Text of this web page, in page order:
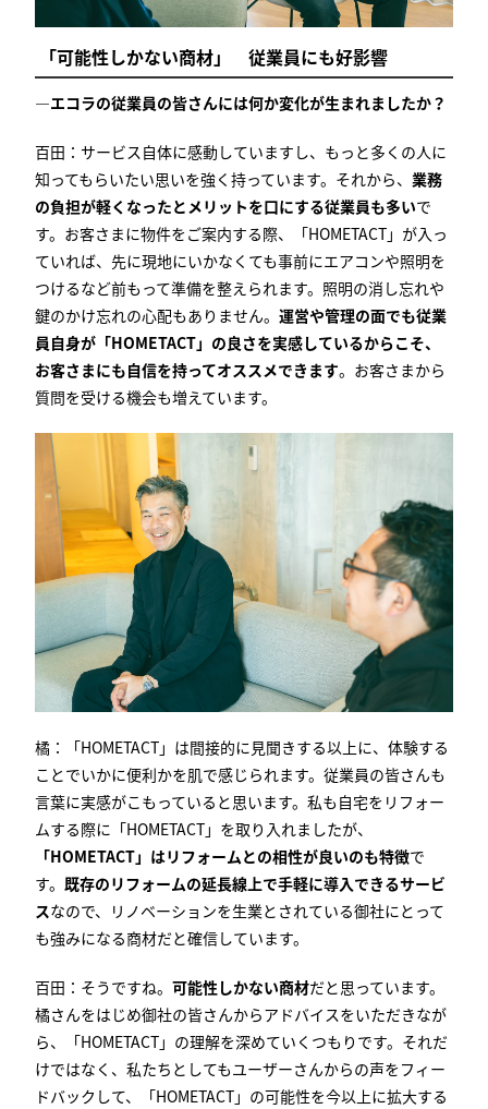
「可能性しかない商材」 従業員にも好影響
―エコラの従業員の皆さんには何か変化が生まれましたか？
百田：サービス自体に感動していますし、もっと多くの人に
知ってもらいたい思いを強く持っています。それから、 業務
の負担が軽くなったとメリットを口にする従業員も多いで
す。お客さまに物件をご案内する際、「HOMETACT」が入っ
ていれば、先に現地にいかなくても事前にエアコンや照明を
つけるなど前もって準備を整えられます。照明の消し忘れや
鍵のかけ忘れの心配もありません。 運営や管理の面でも従業
員自身が「HOMETACT」の良さを実感しているからこそ、
お客さまにも自信を持ってオススメできます。お客さまから
質問を受ける機会も増えています。
橘：「HOMETACT」は間接的に見聞きする以上に、体験する
ことでいかに便利かを肌で感じられます。従業員の皆さんも
言葉に実感がこもっていると思います。私も自宅をリフォー
ムする際に「HOMETACT」を取り入れましたが、
「HOMETACT」はリフォームとの相性が良いのも特徴で
す。 既存のリフォームの延長線上で手軽に導入できるサービ
スなので、リノベーションを生業とされている御社にとって
も強みになる商材だと確信しています。
百田：そうですね。 可能性しかない商材だと思っています。
橘さんをはじめ御社の皆さんからアドバイスをいただきなが
ら、「HOMETACT」の理解を深めていくつもりです。それだ
けではなく、私たちとしてもユーザーさんからの声をフィー
ドバックして、「HOMETACT」の可能性を今以上に拡大する